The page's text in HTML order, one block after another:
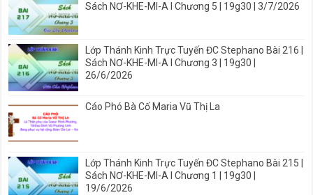
Sách NƠ-KHE-MI-A I Chương 5 | 19g30 | 3/7/2026
Lớp Thánh Kinh Trực Tuyến ĐC Stephano Bài 216 |
Sách NƠ-KHE-MI-A I Chương 3 | 19g30 |
26/6/2026
Cáo Phó Bà Cố Maria Vũ Thị La
Lớp Thánh Kinh Trực Tuyến ĐC Stephano Bài 215 |
Sách NƠ-KHE-MI-A I Chương 1 | 19g30 |
19/6/2026